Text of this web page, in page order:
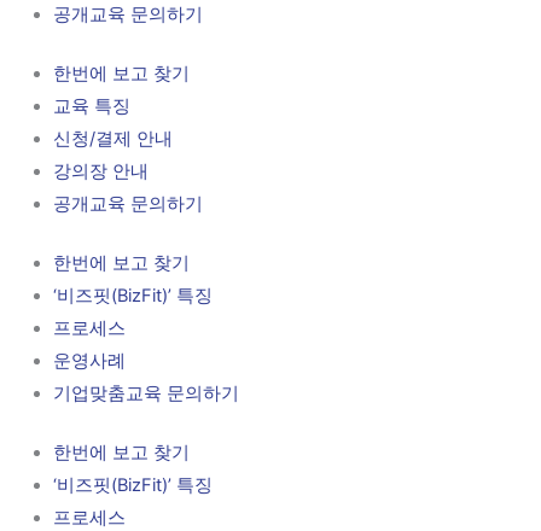
공개교육 문의하기
한번에 보고 찾기
교육 특징
신청/결제 안내
강의장 안내
공개교육 문의하기
한번에 보고 찾기
‘비즈핏(BizFit)’ 특징
프로세스
운영사례
기업맞춤교육 문의하기
한번에 보고 찾기
‘비즈핏(BizFit)’ 특징
프로세스